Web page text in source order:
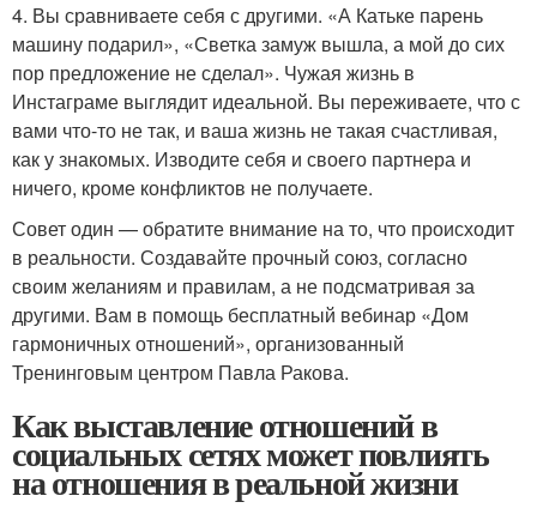
4. Вы сравниваете себя с другими. «А Катьке парень
машину подарил», «Светка замуж вышла, а мой до сих
пор предложение не сделал». Чужая жизнь в
Инстаграме выглядит идеальной. Вы переживаете, что с
вами что-то не так, и ваша жизнь не такая счастливая,
как у знакомых. Изводите себя и своего партнера и
ничего, кроме конфликтов не получаете.
Совет один — обратите внимание на то, что происходит
в реальности. Создавайте прочный союз, согласно
своим желаниям и правилам, а не подсматривая за
другими. Вам в помощь бесплатный вебинар «Дом
гармоничных отношений», организованный
Тренинговым центром Павла Ракова.
Как выставление отношений в
социальных сетях может повлиять
на отношения в реальной жизни